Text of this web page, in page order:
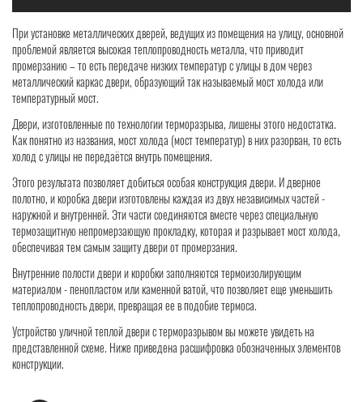
При установке металлических дверей, ведущих из помещения на улицу, основной
проблемой является высокая теплопроводность металла, что приводит
промерзанию – то есть передаче низких температур с улицы в дом через
металлический каркас двери, образующий так называемый мост холода или
температурный мост.
Двери, изготовленные по технологии терморазрыва, лишены этого недостатка.
Как понятно из названия, мост холода (мост температур) в них разорван, то есть
холод с улицы не передаётся внутрь помещения.
Этого результата позволяет добиться особая конструкция двери. И дверное
полотно, и коробка двери изготовлены каждая из двух независимых частей -
наружной и внутренней. Эти части соединяются вместе через специальную
термозащитную непромерзающую прокладку, которая и разрывает мост холода,
обеспечивая тем самым защиту двери от промерзания.
Внутренние полости двери и коробки заполняются термоизолирующим
материалом - пенопластом или каменной ватой, что позволяет еще уменьшить
теплопроводность двери, превращая ее в подобие термоса.
Устройство уличной теплой двери с терморазрывом вы можете увидеть на
представленной схеме. Ниже приведена расшифровка обозначенных элементов
конструкции.